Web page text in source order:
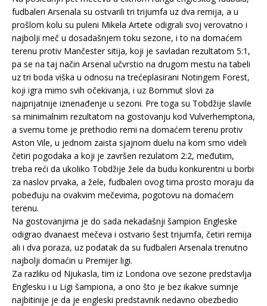
fudbaleri Arsenala su ostvarili tri trijumfa uz dva remija, a u
prošlom kolu su puleni Mikela Artete odigrali svoj verovatno i
najbolji meč u dosadašnjem toku sezone, i to na domaćem
terenu protiv Mančester sitija, koji je savladan rezultatom 5:1,
pa se na taj način Arsenal učvrstio na drugom mestu na tabeli
uz tri boda viška u odnosu na trećeplasirani Notingem Forest,
koji igra mimo svih očekivanja, i uz Bornmut slovi za
najprijatnije iznenađenje u sezoni. Pre toga su Tobdžije slavile
sa minimalnim rezultatom na gostovanju kod Vulverhemptona,
a svemu tome je prethodio remi na domaćem terenu protiv
Aston Vile, u jednom zaista sjajnom duelu na kom smo videli
četiri pogodaka a koji je završen rezulatom 2:2, međutim,
treba reći da ukoliko Tobdžije žele da budu konkurentni u borbi
za naslov prvaka, a žele, fudbaleri ovog tima prosto moraju da
pobeđuju na ovakvim mečevima, pogotovu na domaćem
terenu.
Na gostovanjima je do sada nekadašnji šampion Engleske
odigrao dvanaest mečeva i ostvario šest trijumfa, četiri remija
ali i dva poraza, uz podatak da su fudbaleri Arsenala trenutno
najbolji domaćin u Premijer ligi.
Za razliku od Njukasla, tim iz Londona ove sezone predstavlja
Englesku i u Ligi šampiona, a ono što je bez ikakve sumnje
najbitinije je da je engleski predstavnik nedavno obezbedio